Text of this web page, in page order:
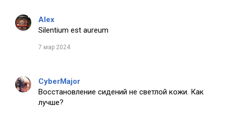
Alex
Silentium est aureum
7 мар 2024
CyberMajor
Восстановление сидений не светлой кожи. Как
лучше?